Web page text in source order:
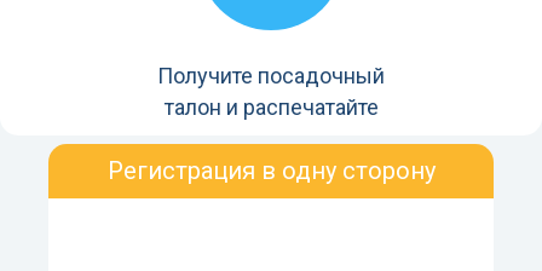
Получите посадочный
талон и распечатайте
Регистрация в одну сторону